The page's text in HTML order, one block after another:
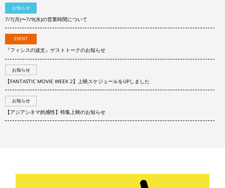
お知らせ
7/7(月)〜7/9(水)の営業時間について
EVENT
『フィシスの波文』ゲストトークのお知らせ
お知らせ
【FANTASTIC MOVIE WEEK 2】上映スケジュールをUPしました
お知らせ
【アジアシネマ的感性】特集上映のお知らせ